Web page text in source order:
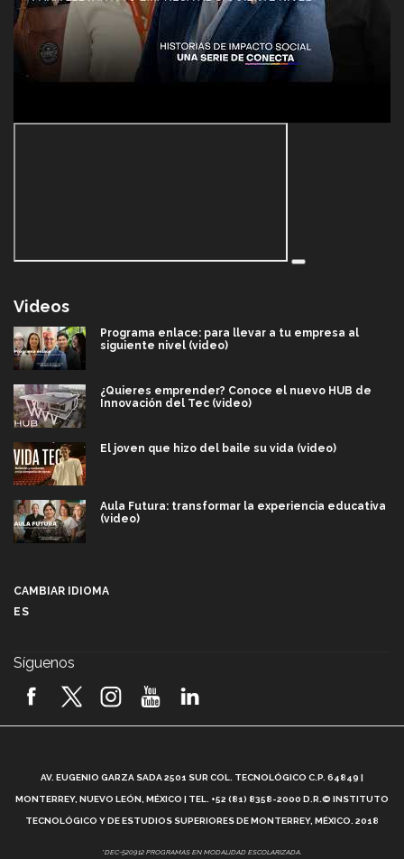
Videos
Programa enlace: para llevar a tu empresa al
siguiente nivel (video)
¿Quieres emprender? Conoce el nuevo HUB de
Innovación del Tec (video)
El joven que hizo del baile su vida (video)
Aula Futura: transformar la experiencia educativa
(video)
2026! (video)
¿Cómo es el Modelo Educativo Tec? (video)
Vida Tec: Feminismo e Inteligencia Artificial, Paola
CAMBIAR IDIOMA
ES
Síguenos
AV. EUGENIO GARZA SADA 2501 SUR COL. TECNOLÓGICO C.P. 64849 |
MONTERREY, NUEVO LEÓN, MÉXICO | TEL. +52 (81) 8358-2000 D.R.© INSTITUTO
TECNOLÓGICO Y DE ESTUDIOS SUPERIORES DE MONTERREY, MÉXICO. 2018
*DEC-520912 PROGRAMAS EN MODALIDAD ESCOLARIZADA.